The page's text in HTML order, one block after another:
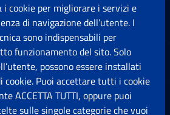
cookie per migliorare i servizi e
di navigazione dell’utente. I
sono indispensabili per
funzionamento del sito. Solo
possono essere installati
cookie. Puoi accettare tutti i cookie
ACCETTA TUTTI, oppure puoi
sulle singole categorie che vuoi